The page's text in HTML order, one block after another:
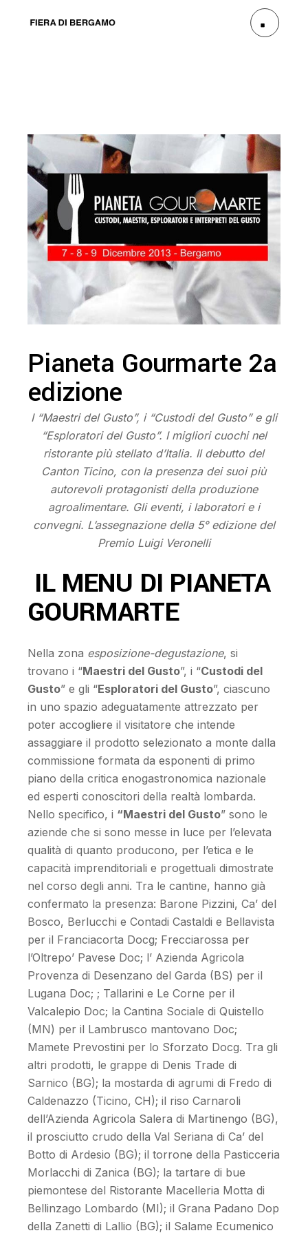
Pianeta Gourmarte 2a
edizione
I “Maestri del Gusto”, i “Custodi del Gusto” e gli
“Esploratori del Gusto”. I migliori cuochi nel
ristorante più stellato d’Italia. Il debutto del
Canton Ticino, con la presenza dei suoi più
autorevoli protagonisti della produzione
agroalimentare. Gli eventi, i laboratori e i
convegni. L’assegnazione della 5° edizione del
Premio Luigi Veronelli
IL MENU DI PIANETA
GOURMARTE
Nella zona esposizione-degustazione, si
trovano i “Maestri del Gusto”, i “Custodi del
Gusto” e gli “Esploratori del Gusto”, ciascuno
in uno spazio adeguatamente attrezzato per
poter accogliere il visitatore che intende
assaggiare il prodotto selezionato a monte dalla
commissione formata da esponenti di primo
piano della critica enogastronomica nazionale
ed esperti conoscitori della realtà lombarda.
Nello specifico, i “Maestri del Gusto” sono le
aziende che si sono messe in luce per l’elevata
qualità di quanto producono, per l’etica e le
capacità imprenditoriali e progettuali dimostrate
nel corso degli anni. Tra le cantine, hanno già
confermato la presenza: Barone Pizzini, Ca’ del
Bosco, Berlucchi e Contadi Castaldi e Bellavista
per il Franciacorta Docg; Frecciarossa per
l’Oltrepo’ Pavese Doc; l’ Azienda Agricola
Provenza di Desenzano del Garda (BS) per il
Lugana Doc; ; Tallarini e Le Corne per il
Valcalepio Doc; la Cantina Sociale di Quistello
(MN) per il Lambrusco mantovano Doc;
Mamete Prevostini per lo Sforzato Docg. Tra gli
altri prodotti, le grappe di Denis Trade di
Sarnico (BG); la mostarda di agrumi di Fredo di
Caldenazzo (Ticino, CH); il riso Carnaroli
dell’Azienda Agricola Salera di Martinengo (BG),
il prosciutto crudo della Val Seriana di Ca’ del
Botto di Ardesio (BG); il torrone della Pasticceria
Morlacchi di Zanica (BG); la tartare di bue
piemontese del Ristorante Macelleria Motta di
Bellinzago Lombardo (MI); il Grana Padano Dop
della Zanetti di Lallio (BG); il Salame Ecumenico